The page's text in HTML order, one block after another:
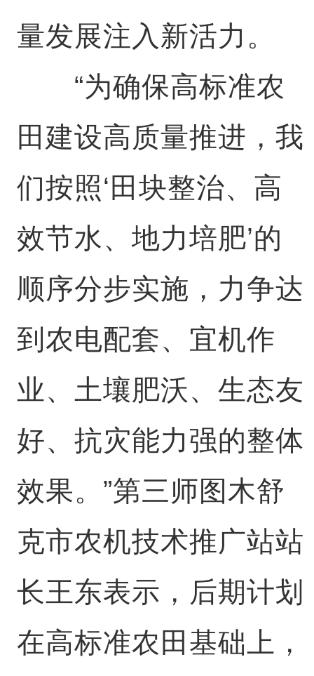
量发展注入新活力。
“为确保高标准农
田建设高质量推进，我
们按照‘田块整治、高
效节水、地力培肥’的
顺序分步实施，力争达
到农电配套、宜机作
业、土壤肥沃、生态友
好、抗灾能力强的整体
效果。”第三师图木舒
克市农机技术推广站站
长王东表示，后期计划
在高标准农田基础上，